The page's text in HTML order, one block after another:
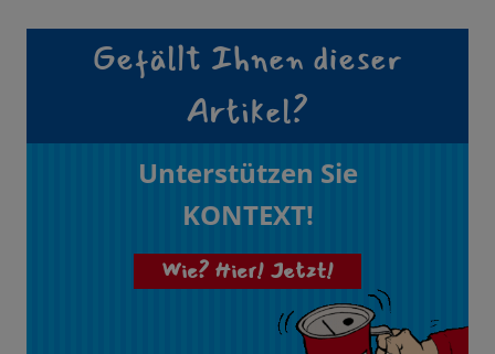
Gefällt Ihnen dieser
Artikel?
Unterstützen Sie
KONTEXT!
Wie? Hier! Jetzt!